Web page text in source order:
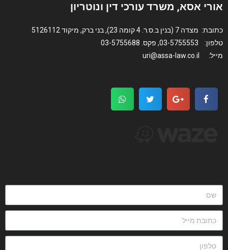
אורי אסא, משרד עורכי דין ונוטריון
כתובת: מצדה 7 (בנין ב.ס.ר. 4 קומה 23), בני ברק, מיקוד 5126112
טלפון: 03-5755553, פקס. 03-5755688
מייל: uri@assa-law.co.il